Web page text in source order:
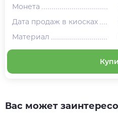
Монета
Дата продаж в киосках
Материал
Вас может